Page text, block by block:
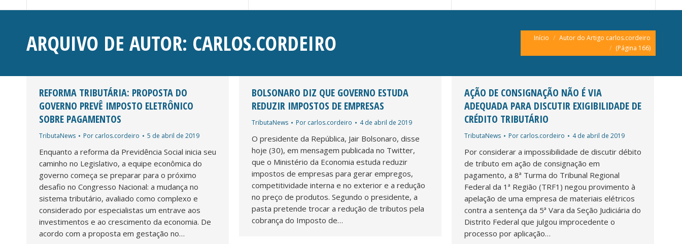
ARQUIVO DE AUTOR: CARLOS.CORDEIRO Você está aqui:
Início
Autor do Artigo carlos.cordeiro
(Página 166)
REFORMA TRIBUTÁRIA: PROPOSTA DO
GOVERNO PREVÊ IMPOSTO ELETRÔNICO
SOBRE PAGAMENTOS
TributaNews Por carlos.cordeiro 5 de abril de 2019
Enquanto a reforma da Previdência Social inicia seu
caminho no Legislativo, a equipe econômica do
governo começa se preparar para o próximo
desafio no Congresso Nacional: a mudança no
sistema tributário, avaliado como complexo e
considerado por especialistas um entrave aos
investimentos e ao crescimento da economia. De
acordo com a proposta em gestação no…
BOLSONARO DIZ QUE GOVERNO ESTUDA
REDUZIR IMPOSTOS DE EMPRESAS
TributaNews Por carlos.cordeiro 4 de abril de 2019
O presidente da República, Jair Bolsonaro, disse
hoje (30), em mensagem publicada no Twitter,
que o Ministério da Economia estuda reduzir
impostos de empresas para gerar empregos,
competitividade interna e no exterior e a redução
no preço de produtos. Segundo o presidente, a
pasta pretende trocar a redução de tributos pela
cobrança do Imposto de…
AÇÃO DE CONSIGNAÇÃO NÃO É VIA
ADEQUADA PARA DISCUTIR EXIGIBILIDADE DE
CRÉDITO TRIBUTÁRIO
TributaNews Por carlos.cordeiro 4 de abril de 2019
Por considerar a impossibilidade de discutir débito
de tributo em ação de consignação em
pagamento, a 8ª Turma do Tribunal Regional
Federal da 1ª Região (TRF1) negou provimento à
apelação de uma empresa de materiais elétricos
contra a sentença da 5ª Vara da Seção Judiciária do
Distrito Federal que julgou improcedente o
processo por aplicação…